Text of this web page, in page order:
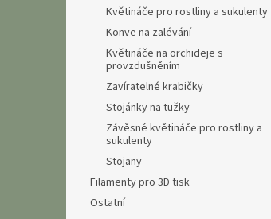
Květináče pro rostliny a sukulenty
Konve na zalévání
Květináče na orchideje s
provzdušněním
Zavíratelné krabičky
Stojánky na tužky
Závěsné květináče pro rostliny a
sukulenty
Stojany
Filamenty pro 3D tisk
Ostatní